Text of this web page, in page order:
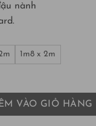
nành
1m8 x 2m
toàn lành tính cho trẻ
VÀO GIỎ HÀNG